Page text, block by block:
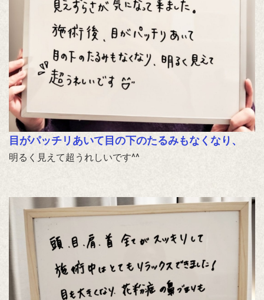
目がパッチリあいて 目の下のたるみもなくなり、
明るく見えて超うれしいです^^